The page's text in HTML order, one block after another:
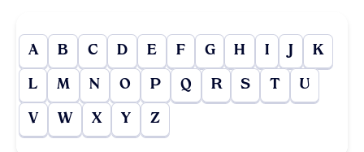
A B C D E F G H I J K
L M N O P Q R S T U
V W X Y Z